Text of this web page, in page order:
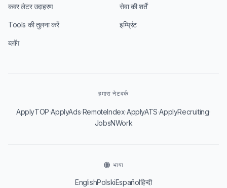
कवर लेटर उदाहरण
Tools की तुलना करें
ब्लॉग
सेवा की शर्तें
इम्प्रिंट
हमारा नेटवर्क
ApplyTOP·ApplyAds·RemoteIndex·ApplyATS·ApplyRecruiting·
JobsNWork
भाषा
EnglishPolskiEspañolहिन्दी